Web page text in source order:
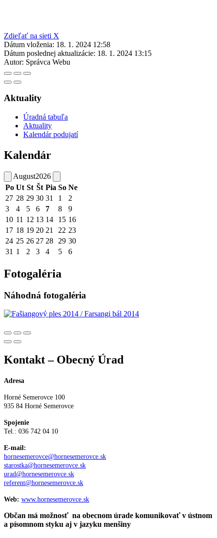
Zdieľať na sieti X
Dátum vloženia: 18. 1. 2024 12:58
Dátum poslednej aktualizácie: 18. 1. 2024 13:15
Autor: Správca Webu
Aktuality
Úradná tabuľa
Aktuality
Kalendár podujatí
Kalendár
August2026
Po Ut St Št Pia So Ne
27 28 29 30 31 1
2
3
4 5 6 7 8
9
10 11 12 13 14 15 16
17 18 19 20 21 22 23
24 25 26 27 28 29 30
31 1 2 3 4 5 6
Fotogaléria
Náhodná fotogaléria
Kontakt – Obecný Úrad
Adresa
Horné Semerovce 100
935 84 Horné Semerovce
Spojenie
Tel.: 036 742 04 10
E-mail:
hornesemerovce@hornesemerovce.sk
starostka@hornesemerovce.sk
urad@hornesemerovce.sk
referent@hornesemerovce.sk
Web: www.hornesemerovce.sk
Občan má možnosť na obecnom úrade komunikovať v ústnom
a písomnom styku aj v jazyku menšiny